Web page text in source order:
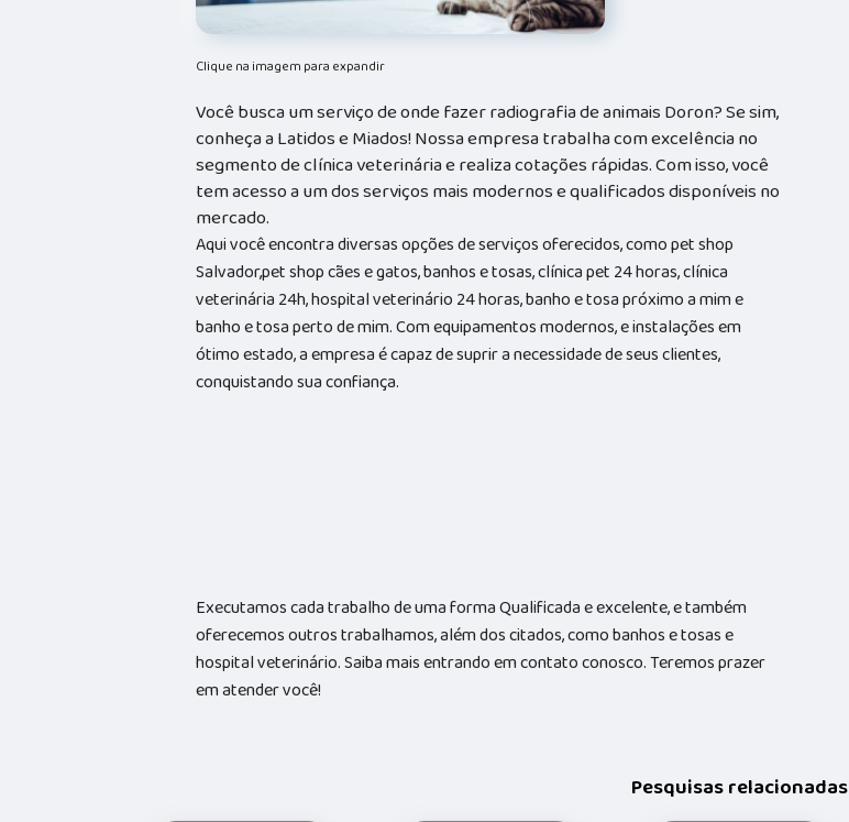
Clique na imagem para expandir
Você busca um serviço de onde fazer radiografia de animais Doron? Se sim,
conheça a Latidos e Miados! Nossa empresa trabalha com excelência no
segmento de clínica veterinária e realiza cotações rápidas. Com isso, você
tem acesso a um dos serviços mais modernos e qualificados disponíveis no
mercado.
Aqui você encontra diversas opções de serviços oferecidos, como pet shop
Salvador,pet shop cães e gatos, banhos e tosas, clínica pet 24 horas, clínica
veterinária 24h, hospital veterinário 24 horas, banho e tosa próximo a mim e
banho e tosa perto de mim. Com equipamentos modernos, e instalações em
ótimo estado, a empresa é capaz de suprir a necessidade de seus clientes,
conquistando sua confiança.
Executamos cada trabalho de uma forma Qualificada e excelente, e também
oferecemos outros trabalhamos, além dos citados, como banhos e tosas e
hospital veterinário. Saiba mais entrando em contato conosco. Teremos prazer
em atender você!
Pesquisas relacionadas